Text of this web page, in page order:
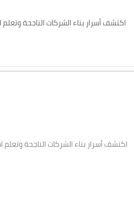
اكتشف أسرار بناء الشركات الناجحة وتعلم
اكتشف أسرار بناء الشركات الناجحة وتعلم